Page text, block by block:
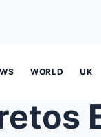
WORLD UK